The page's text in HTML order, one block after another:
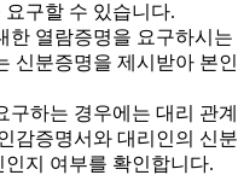
구할 수 있습니다.
한 열람증명을 요구하시는
신분증명을 제시받아 본인
하는 경우에는 대리 관계
감증명서와 대리인의 신분
지 여부를 확인합니다.